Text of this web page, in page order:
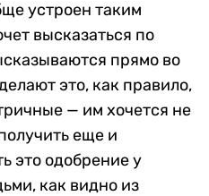
устроен таким
высказаться по
прямо во
это, как правило,
— им хочется не
еще и
это одобрение у
как видно из